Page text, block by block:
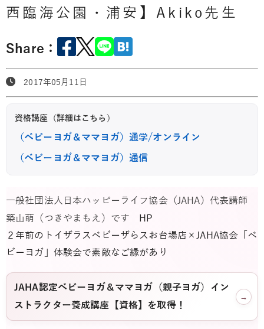
西臨海公園・浦安】Akiko先生
Share：
2017年05月11日
資格講座（詳細はこちら）
（ベビーヨガ＆ママヨガ）通学/オンライン
（ベビーヨガ＆ママヨガ）通信
一般社団法人日本ハッピーライフ協会（JAHA）代表講師
築山萌（つきやまもえ）です HP
２年前のトイザラスベビーザらスお台場店×JAHA協会「ベ
ビーヨガ」体験会で素敵なご縁があり
JAHA認定ベビーヨガ＆ママヨガ（親子ヨガ）イン
ストラクター養成講座【資格】を取得！
→